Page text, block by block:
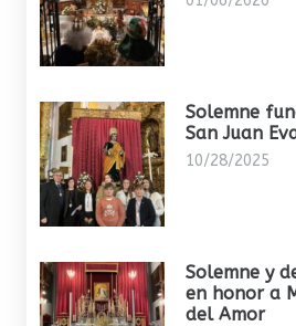
Solemne
San Juan
10/28/2025
Solemne y
en honor a
del Amor